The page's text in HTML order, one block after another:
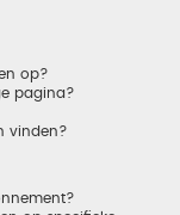
op?
pagina?
vinden?